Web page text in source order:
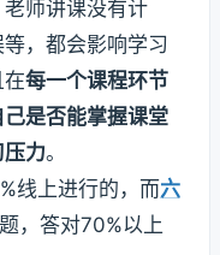
师讲课没有计
，都会影响学习
每一个课程环节
是否能掌握课堂
力。
线上进行的，而六
，答对70%以上